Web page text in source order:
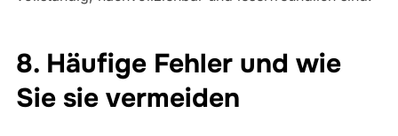
8. Häufige Fehler und wie
Sie sie vermeiden